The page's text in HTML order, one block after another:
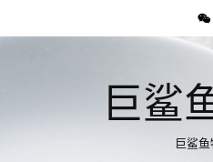
巨鲨
巨鲨